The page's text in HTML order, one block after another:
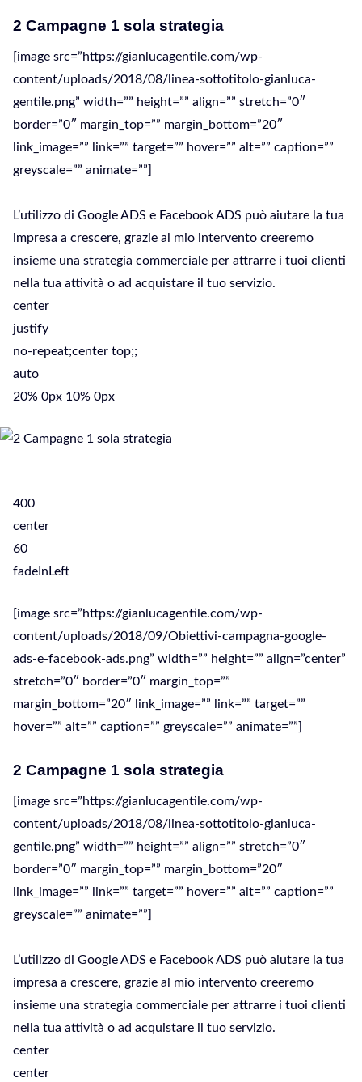
2 Campagne 1 sola strategia
[image src=”https://gianlucagentile.com/wp-
content/uploads/2018/08/linea-sottotitolo-gianluca-
gentile.png” width=”” height=”” align=”” stretch=”0″
border=”0″ margin_top=”” margin_bottom=”20″
link_image=”” link=”” target=”” hover=”” alt=”” caption=””
greyscale=”” animate=””]
L’utilizzo di Google ADS e Facebook ADS può aiutare la tua
impresa a crescere, grazie al mio intervento creeremo
insieme una strategia commerciale per attrarre i tuoi clienti
nella tua attività o ad acquistare il tuo servizio.
center
justify
no-repeat;center top;;
auto
20% 0px 10% 0px
400
center
60
fadeInLeft
[image src=”https://gianlucagentile.com/wp-
content/uploads/2018/09/Obiettivi-campagna-google-
ads-e-facebook-ads.png” width=”” height=”” align=”center”
stretch=”0″ border=”0″ margin_top=””
margin_bottom=”20″ link_image=”” link=”” target=””
hover=”” alt=”” caption=”” greyscale=”” animate=””]
2 Campagne 1 sola strategia
[image src=”https://gianlucagentile.com/wp-
content/uploads/2018/08/linea-sottotitolo-gianluca-
gentile.png” width=”” height=”” align=”” stretch=”0″
border=”0″ margin_top=”” margin_bottom=”20″
link_image=”” link=”” target=”” hover=”” alt=”” caption=””
greyscale=”” animate=””]
L’utilizzo di Google ADS e Facebook ADS può aiutare la tua
impresa a crescere, grazie al mio intervento creeremo
insieme una strategia commerciale per attrarre i tuoi clienti
nella tua attività o ad acquistare il tuo servizio.
center
center